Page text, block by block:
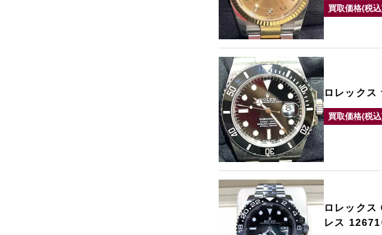
買取価格(税
ロレック
買取価格(税
ロレック
レス